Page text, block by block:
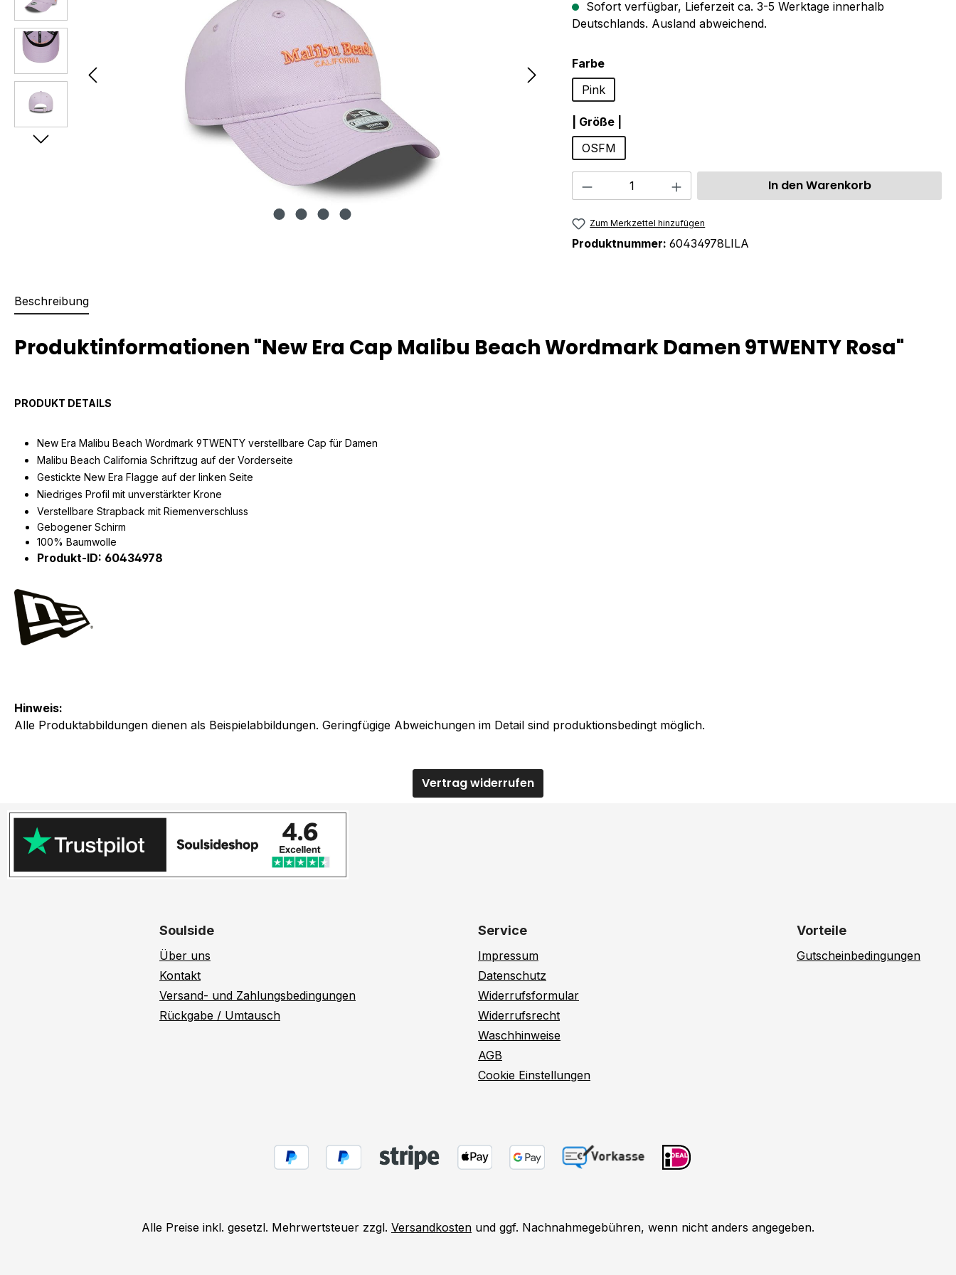
Hinweis:
Alle Produktabbildungen dienen als Beispielabbildungen. Geringfügige Abweichungen im Detail sind produktionsbedingt möglich.
Sofort verfügbar, Lieferzeit ca. 3-5 Werktage innerhalb
Deutschlands. Ausland abweichend.
Farbeauswählen
Pink
| Größe |
OSFM
Produkt Anzahl: Gib den gewünschten Wert
In den Warenkorb
Zum Merkzettel hinzufügen
Produktnummer: 60434978LILA
Beschreibung
Produktinformationen "New Era Cap Malibu Beach Wordmark Damen 9TWENTY Rosa"
PRODUKT DETAILS
New Era Malibu Beach Wordmark 9TWENTY verstellbare Cap für Damen
Malibu Beach California Schriftzug auf der Vorderseite
Gestickte New Era Flagge auf der linken Seite
Niedriges Profil mit unverstärkter Krone
Verstellbare Strapback mit Riemenverschluss
Gebogener Schirm
100% Baumwolle
Produkt-ID: 60434978
Vertrag widerrufen
Soulside
Über uns
Kontakt
Versand- und Zahlungsbedingungen
Rückgabe / Umtausch
Service
Impressum
Datenschutz
Widerrufsformular
Widerrufsrecht
Waschhinweise
AGB
Cookie Einstellungen
Vorteile
Gutscheinbedingungen
Alle Preise inkl. gesetzl. Mehrwertsteuer zzgl. Versandkosten und ggf. Nachnahmegebühren, wenn nicht anders angegeben.